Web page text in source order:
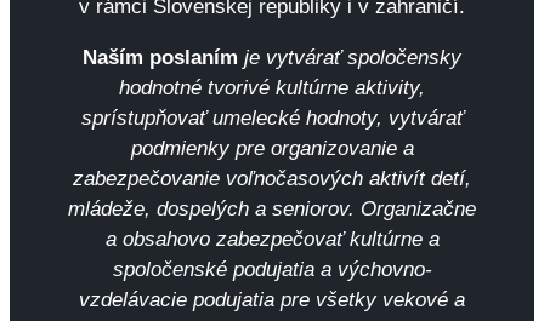
v rámci Slovenskej republiky i v zahraničí.
Naším poslaním je vytvárať spoločensky
hodnotné tvorivé kultúrne aktivity,
sprístupňovať umelecké hodnoty, vytvárať
podmienky pre organizovanie a
zabezpečovanie voľnočasových aktivít detí,
mládeže, dospelých a seniorov. Organizačne
a obsahovo zabezpečovať kultúrne a
spoločenské podujatia a výchovno-
vzdelávacie podujatia pre všetky vekové a